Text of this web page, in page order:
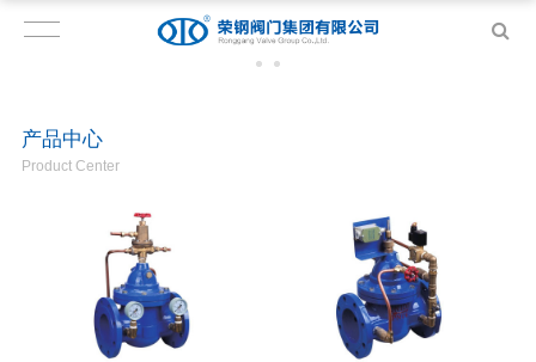
产品中心
Product Center